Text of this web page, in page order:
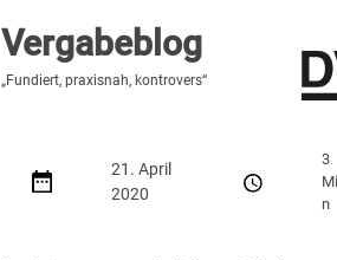
Vergabeblog
„Fundiert, praxisnah, kontrovers“
Vergabeblog
„Fundiert, praxisnah, kontrovers“
21. April
2020
3
n